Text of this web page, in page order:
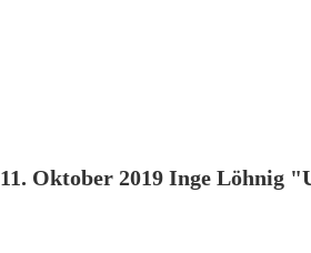
11. Oktober 2019 Inge Löhnig